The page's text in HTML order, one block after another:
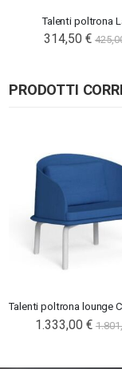
Talenti poltrona
314,50 €
PRODOTTI
1.333,00 €